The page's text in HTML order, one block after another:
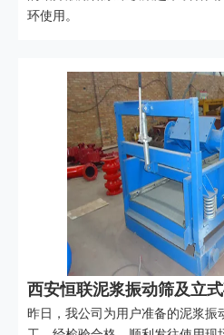
环使用。
西安恒联泥浆振动筛及立
昨日，我公司为用户准备的泥浆振